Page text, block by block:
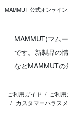
MAMMUT 公式オンライ
MAMMUT(マム
です。 新製品の
などMAMMUTの
ご利用ガイド ご利
カスタマーハラス